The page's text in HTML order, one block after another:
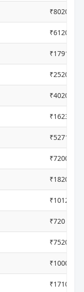
₹8020
₹6120
₹1791
₹2520
₹4020
₹16233
₹5271
₹7200
₹1820
₹10120
₹720
₹7520
₹100020
₹1710